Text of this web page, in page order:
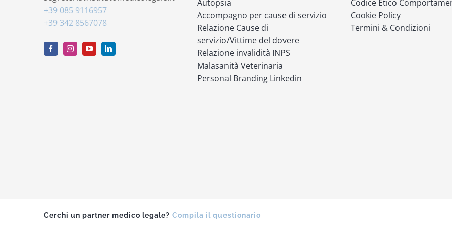
+39 085 9116957
+39 342 8567078
Autopsia
Accompagno per cause di servizio
Relazione Cause di
servizio/Vittime del dovere
Relazione invalidità INPS
Malasanità Veterinaria
Personal Branding Linkedin
Codice Etico
Cookie Policy
Termini & Condizioni
Cerchi un partner medico legale? Compila il questionario